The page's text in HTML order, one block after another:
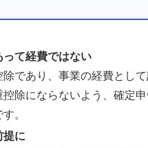
って経費ではない
であり、事業の経費として
控除にならないよう、確定
。
提に